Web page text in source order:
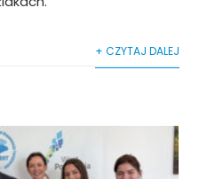
+ CZYTAJ DALEJ